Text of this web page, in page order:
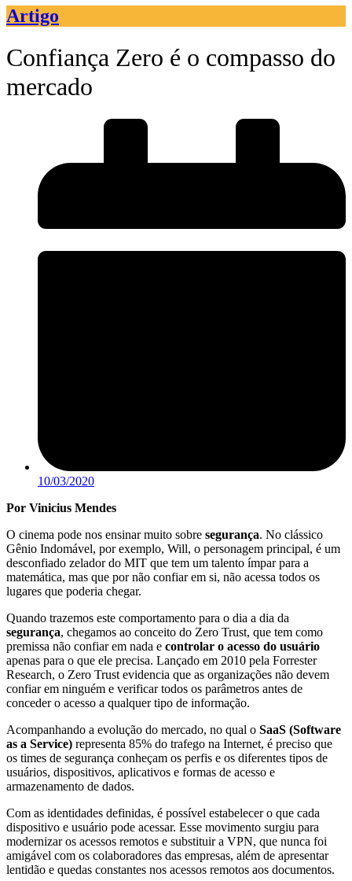
Artigo
Confiança Zero é o compasso do
mercado
10/03/2020
Por Vinicius Mendes
O cinema pode nos ensinar muito sobre segurança. No clássico
Gênio Indomável, por exemplo, Will, o personagem principal, é um
desconfiado zelador do MIT que tem um talento ímpar para a
matemática, mas que por não confiar em si, não acessa todos os
lugares que poderia chegar.
Quando trazemos este comportamento para o dia a dia da
segurança, chegamos ao conceito do Zero Trust, que tem como
premissa não confiar em nada e controlar o acesso do usuário
apenas para o que ele precisa. Lançado em 2010 pela Forrester
Research, o Zero Trust evidencia que as organizações não devem
confiar em ninguém e verificar todos os parâmetros antes de
conceder o acesso a qualquer tipo de informação.
Acompanhando a evolução do mercado, no qual o SaaS (Software
as a Service) representa 85% do trafego na Internet, é preciso que
os times de segurança conheçam os perfis e os diferentes tipos de
usuários, dispositivos, aplicativos e formas de acesso e
armazenamento de dados.
Com as identidades definidas, é possível estabelecer o que cada
dispositivo e usuário pode acessar. Esse movimento surgiu para
modernizar os acessos remotos e substituir a VPN, que nunca foi
amigável com os colaboradores das empresas, além de apresentar
lentidão e quedas constantes nos acessos remotos aos documentos.